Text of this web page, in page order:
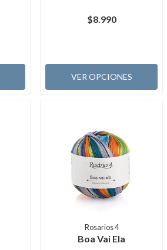
$8.990
VER OPCIONES
Rosarios 4
Boa Vai Ela